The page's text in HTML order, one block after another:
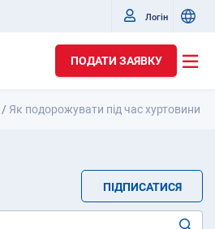
Логін
ПОДАТИ ЗАЯВКУ
/ Як подорожувати під час хуртовини
ПІДПИСАТИСЯ